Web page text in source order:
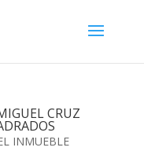
CRUZ
INMUEBLE